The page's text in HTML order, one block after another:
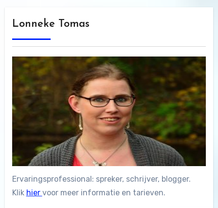
Lonneke Tomas
Ervaringsprofessional: spreker, schrijver, blogger.
Klik hier voor meer informatie en tarieven.